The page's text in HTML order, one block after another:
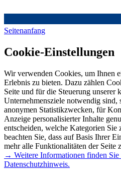
Seitenanfang
Cookie-Einstellungen
Wir verwenden Cookies, um Ihnen
Erlebnis zu bieten. Dazu zählen
Seite und für die Steuerung unserer
Unternehmensziele notwendig
anonymen Statistikzwecken, für
Anzeige personalisierter Inhalte
entscheiden, welche Kategorien Sie
beachten Sie, dass auf Basis Ihrer
mehr alle Funktionalitäten der Seite
→ Weitere Informationen finden Sie
Datenschutzhinweis.